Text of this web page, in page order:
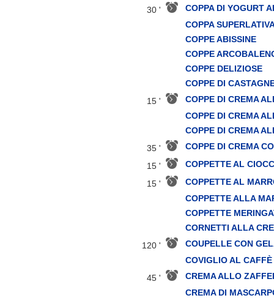
30 '
COPPA DI YOGURT
COPPA
COPPE ABISSINE
COPPE
COPPE DELIZIOSE
COPPE DI
15 '
COPPE DI CREMA
COPPE DI CREMA
COPPE DI CREMA
35 '
COPPE DI CREMA
15 '
COPPETTE AL
15 '
COPPETTE AL
COPPETTE ALLA
COPPETTE
CORNETTI ALLA
120 '
COUPELLE CON
COVIGLIO AL CAFFÈ
45 '
CREMA ALLO
CREMA DI